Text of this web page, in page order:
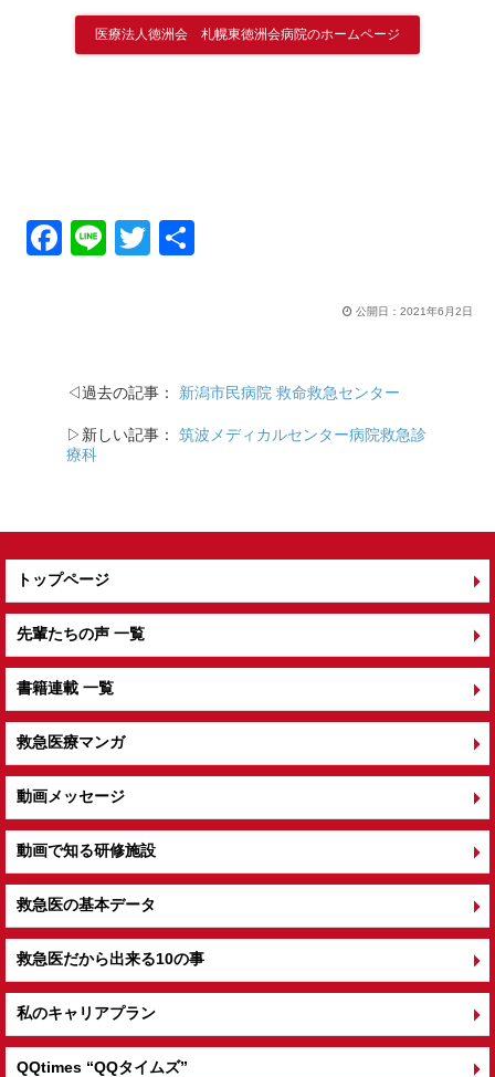
医療法人徳洲会 札幌東徳洲会病院のホームページ
F
b
o
Li
T
公開日： 2021年6月2日
◁過去の記事： 新潟市民病院 救命救急センター
▷新しい記事： 筑波メディカルセンター病院救急診
療科
トップページ
先輩たちの声 一覧
書籍連載 一覧
救急医療マンガ
動画メッセージ
動画で知る研修施設
救急医の基本データ
救急医だから出来る10の事
私のキャリアプラン
QQtimes “QQタイムズ”